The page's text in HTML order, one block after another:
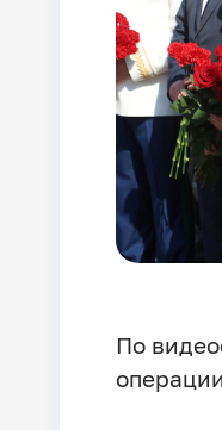
По